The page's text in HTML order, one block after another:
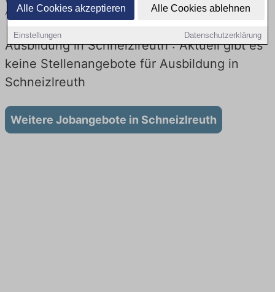
Alle Cookies akzeptieren Alle Cookies ablehnen
Einstellungen Datenschutzerklärung
Arbeitgebern und bewerben Sie sich noch heute.
Ausbildung in Schneizlreuth : Aktuell gibt es
keine Stellenangebote für Ausbildung in
Schneizlreuth
Weitere Jobangebote in Schneizlreuth